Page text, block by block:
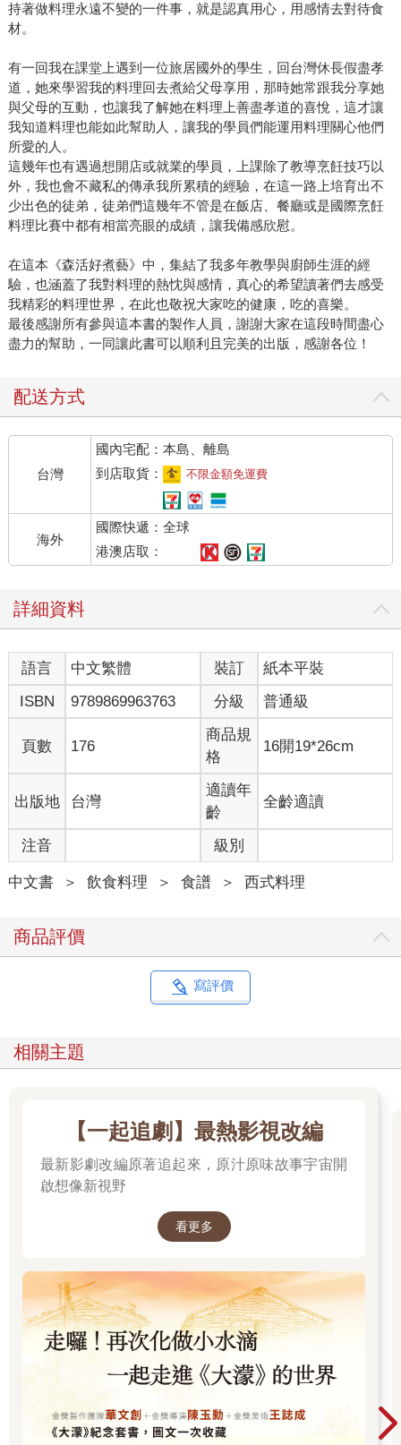
持著做料理永遠不變的一件事，就是認真用心，用感情去對待食
材。
有一回我在課堂上遇到一位旅居國外的學生，回台灣休長假盡孝
道，她來學習我的料理回去煮給父母享用，那時她常跟我分享她
與父母的互動，也讓我了解她在料理上善盡孝道的喜悅，這才讓
我知道料理也能如此幫助人，讓我的學員們能運用料理關心他們
所愛的人。
這幾年也有遇過想開店或就業的學員，上課除了教導烹飪技巧以
外，我也會不藏私的傳承我所累積的經驗，在這一路上培育出不
少出色的徒弟，徒弟們這幾年不管是在飯店、餐廳或是國際烹飪
料理比賽中都有相當亮眼的成績，讓我備感欣慰。
在這本《森活好煮藝》中，集結了我多年教學與廚師生涯的經
驗，也涵蓋了我對料理的熱忱與感情，真心的希望讀著們去感受
我精彩的料理世界，在此也敬祝大家吃的健康，吃的喜樂。
最後感謝所有參與這本書的製作人員，謝謝大家在這段時間盡心
盡力的幫助，一同讓此書可以順利且完美的出版，感謝各位！
配送方式
台灣
國內宅配：本島、離島
到店取貨：
不限金額免運費
海外
國際快遞：全球
港澳店取：
詳細資料
語言 中文繁體 裝訂
紙本平裝
ISBN
9789869963763 分級 普通級
頁數 176
商品規
格
16開19*26cm
出版地 台灣
適讀年
齡
全齡適讀
注音 級別
中文書 ＞ 飲食料理 ＞ 食譜 ＞ 西式料理
商品評價
寫評價
相關主題
【一起追劇】最熱影視改編
最新影劇改編原著追起來，原汁原味故事宇宙開
啟想像新視野
看更多